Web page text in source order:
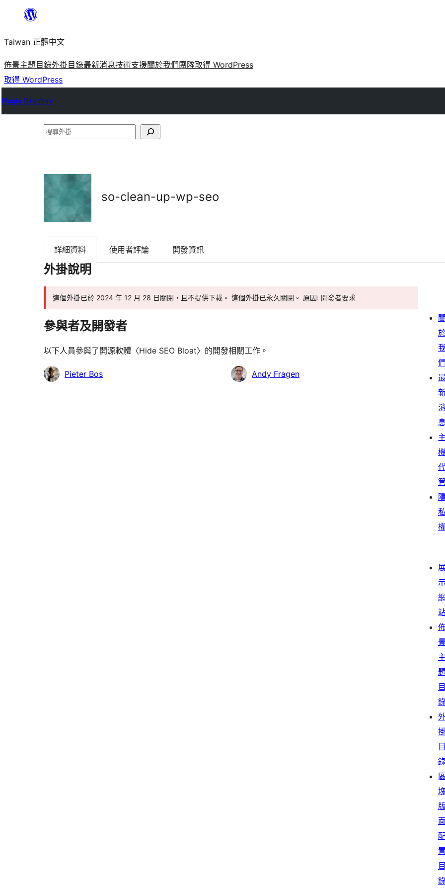
主
要
內
容
Taiwan 正體中文
佈景主題目錄外掛目錄最新消息技術支援關於我們 團隊取得 WordPress
取得 WordPress
Plugin Directory
搜
掛
so-clean-up-wp-seo
詳細資料 使用者評論 開發資訊
外掛說明
這個外掛已於 2024 年 12 月 28 日關閉，且不提供下載。 這個外掛已永久關閉。 原因: 開發者要求
參與者及開發者
以下人員參與了開源軟體〈Hide SEO Bloat〉的開發相關工作。
參
Pieter Bos Andy Fragen
關
們
最
消
息
主
私
網
景
主
目
目
區
版
置
目